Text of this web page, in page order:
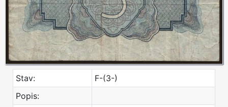
Stav:
F-(3-)
Popis: